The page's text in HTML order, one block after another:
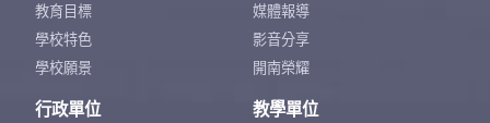
教育目標
學校特色
學校願景
媒體報導
影音分享
開南榮耀
行政單位 教學單位